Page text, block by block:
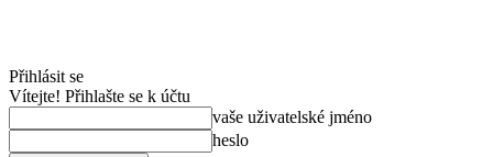
Přihlásit se
Vítejte! Přihlašte se k účtu
vaše uživatelské jméno
heslo